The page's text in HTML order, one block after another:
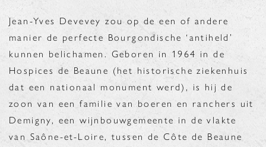
Jean-Yves Devevey zou op de een of andere
manier de perfecte Bourgondische ‘antiheld’
kunnen belichamen. Geboren in 1964 in de
Hospices de Beaune (het historische ziekenhuis
dat een nationaal monument werd), is hij de
zoon van een familie van boeren en ranchers uit
Demigny, een wijnbouwgemeente in de vlakte
van Saône-et-Loire, tussen de Côte de Beaune